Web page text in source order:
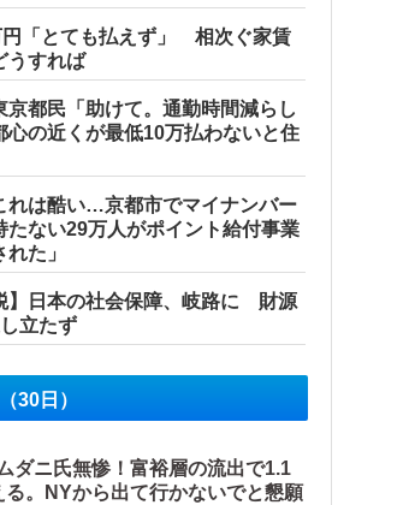
円「とても払えず」 相次ぐ家賃
うすれば
京都民「助けて。通勤時間減らし
心の近くが最低10万払わないと住
れは酷い…京都市でマイナンバー
たない29万人がポイント給付事業
た」
】日本の社会保障、岐路に 財源
立たず
30日）
ダニ氏無惨！富裕層の流出で1.1
る。NYから出て行かないでと懇願